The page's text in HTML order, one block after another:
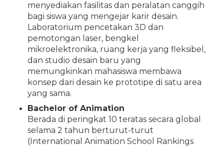
menyediakan fasilitas dan peralatan canggih
bagi siswa yang mengejar karir desain.
Laboratorium pencetakan 3D dan
pemotongan laser, bengkel
mikroelektronika, ruang kerja yang fleksibel,
dan studio desain baru yang
memungkinkan mahasiswa membawa
konsep dari desain ke prototipe di satu area
yang sama.
Bachelor of Animation
Berada di peringkat 10 teratas secara global
selama 2 tahun berturut-turut
(International Animation School Rankings